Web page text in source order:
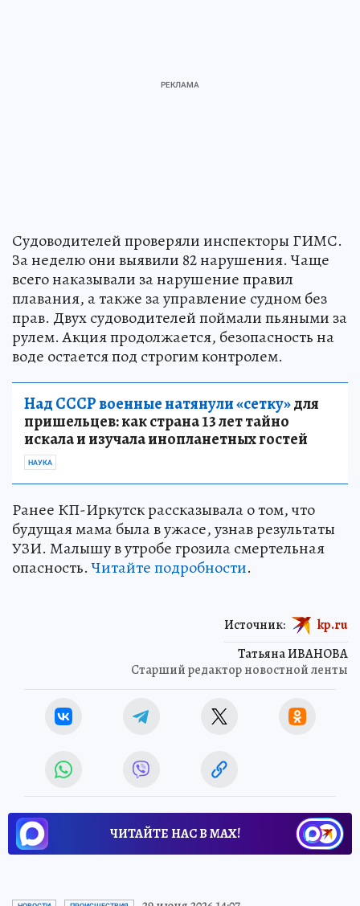
Судоводителей проверяли инспекторы ГИМС.
За неделю они выявили 82 нарушения. Чаще
всего наказывали за нарушение правил
плавания, а также за управление судном без
прав. Двух судоводителей поймали пьяными за
рулем. Акция продолжается, безопасность на
воде остается под строгим контролем.
Над СССР военные натянули «сетку»для
пришельцев: как страна 13 лет тайно
искала и изучала инопланетных гостей
НАУКА
Ранее КП-Иркутск рассказывала о том, что
будущая мама была в ужасе, узнав результаты
УЗИ. Малышу в утробе грозила смертельная
опасность.Читайте подробности.
Татьяна ИВАНОВА
Старший редактор новостной ленты
Источник: kp.ru
ЧИТАЙТЕ НАС В МАХ!